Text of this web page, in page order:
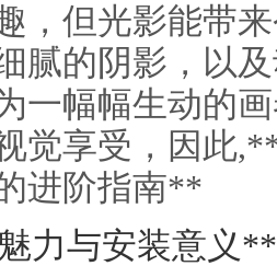
，但光影能带
腻的阴影，以
一幅幅生动的
觉享受，因此
进阶指南**
力与安装意义**